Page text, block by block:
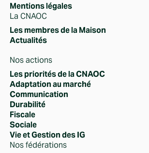
La CNAOC
Les membres de la Maison
Actualités
Nos actions
Les priorités de la CNAOC
Adaptation au marché
Communication
Durabilité
Fiscale
Sociale
Vie et Gestion des IG
Nos fédérations
Mentions légales